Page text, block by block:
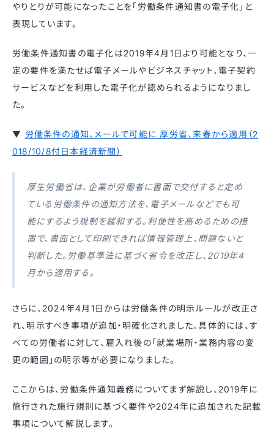
やりとりが可能になったことを「労働条件通知書の電子化」と
表現しています。
労働条件通知書の電子化は2019年4月1日より可能となり、一
定の要件を満たせば電子メールやビジネスチャット、電子契約
サービスなどを利用した電子化が認められるようになりまし
た。
▼ 労働条件の通知、メールで可能に 厚労省、来春から適用（2
018/10/8付日本経済新聞）
厚生労働省は、企業が労働者に書面で交付すると定め
ている労働条件の通知方法を、電子メールなどでも可
能にするよう規制を緩和する。利便性を高めるための措
置で、書面として印刷できれば情報管理上、問題ないと
判断した。労働基準法に基づく省令を改正し、2019年4
月から適用する。
さらに、2024年4月1日からは労働条件の明示ルールが改正さ
れ、明示すべき事項が追加・明確化されました。具体的には、す
べての労働者に対して、雇入れ後の「就業場所・業務内容の変
更の範囲」の明示等が必要になりました。
ここからは、労働条件通知義務についてまず解説し、2019年に
施行された施行規則に基づく要件や2024年に追加された記載
事項について解説します。